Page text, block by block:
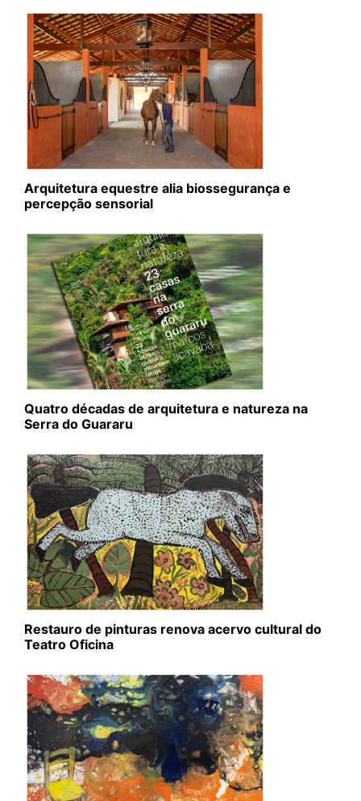
Arquitetura equestre alia biossegurança e
percepção sensorial
Quatro décadas de arquitetura e natureza na
Serra do Guararu
Restauro de pinturas renova acervo cultural do
Teatro Oficina